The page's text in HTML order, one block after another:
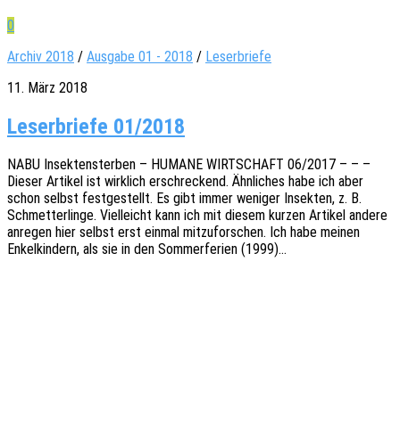
0
Archiv 2018 / Ausgabe 01 - 2018 / Leserbriefe
11. März 2018
Leserbriefe 01/2018
NABU Insek­ten­ster­ben – HUMANE WIRTSCHAFT 06/2017 – – –
Dieser Arti­kel ist wirk­lich erschre­ckend. Ähnli­ches habe ich aber
schon selbst fest­ge­stellt. Es gibt immer weni­ger Insek­ten, z. B.
Schmet­ter­lin­ge. Viel­leicht kann ich mit diesem kurzen Arti­kel andere
anre­gen hier selbst erst einmal mitzu­for­schen. Ich habe meinen
Enkel­kin­dern, als sie in den Sommer­fe­ri­en (1999)…